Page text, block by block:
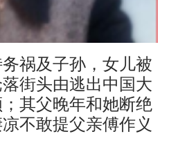
祸及子孙，女儿被
街头由逃出中国大
其父晚年和她断绝
不敢提父亲傅作义